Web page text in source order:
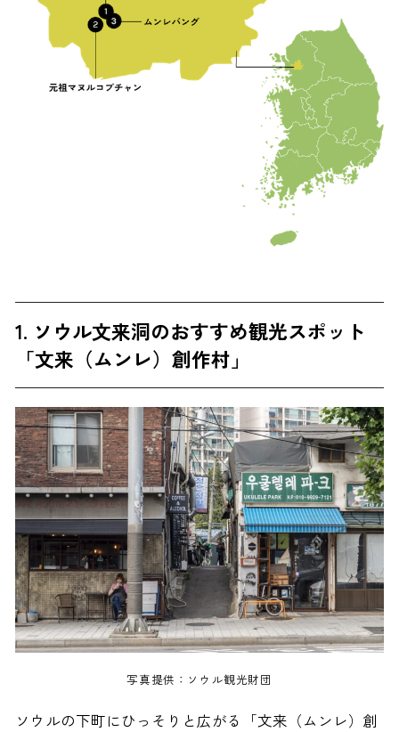
1. ソウル文来洞のおすすめ観光スポット
「文来（ムンレ）創作村」
写真提供：ソウル観光財団
ソウルの下町にひっそりと広がる「文来（ムンレ）創